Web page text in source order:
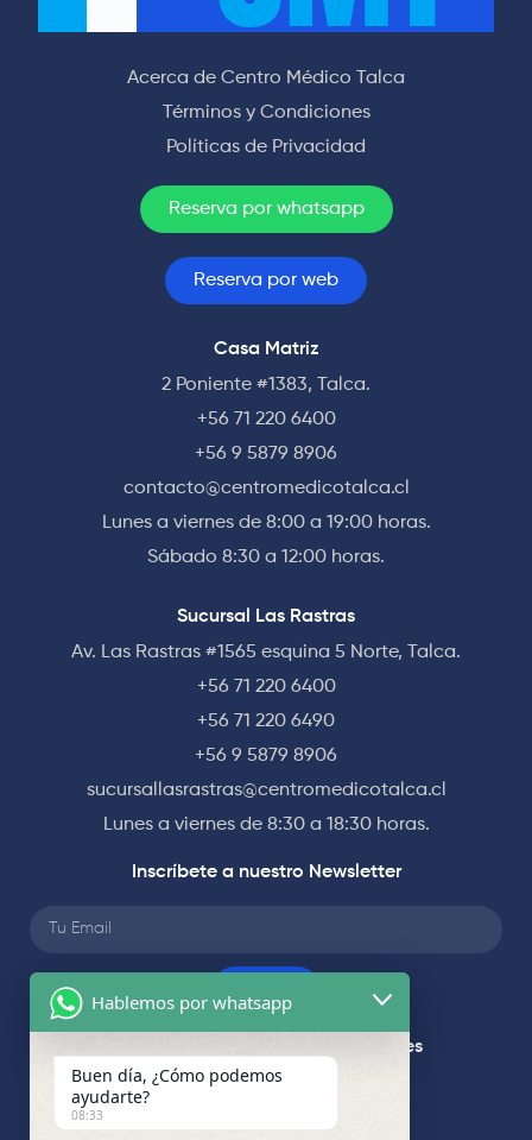
Acerca de Centro Médico Talca
Términos y Condiciones
Políticas de Privacidad
Reserva por whatsapp
Reserva por web
Casa Matriz
2 Poniente #1383, Talca.
+56 71 220 6400
+56 9 5879 8906
contacto@centromedicotalca.cl
Lunes a viernes de 8:00 a 19:00 horas.
Sábado 8:30 a 12:00 horas.
Sucursal Las Rastras
Av. Las Rastras #1565 esquina 5 Norte, Talca.
+56 71 220 6400
+56 71 220 6490
+56 9 5879 8906
sucursallasrastras@centromedicotalca.cl
Lunes a viernes de 8:30 a 18:30 horas.
Inscríbete a nuestro Newsletter
Síguenos en nuestras redes sociales
Hablemos por whatsapp
Buen día, ¿Cómo podemos
ayudarte?
08:33